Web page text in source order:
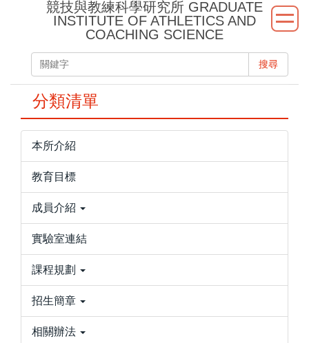
競技與教練科學研究所 GRADUATE
INSTITUTE OF ATHLETICS AND
COACHING SCIENCE
搜尋
分類清單
本所介紹
教育目標
成員介紹
實驗室連結
課程規劃
招生簡章
相關辦法